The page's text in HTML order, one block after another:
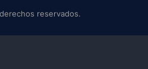
reservados.